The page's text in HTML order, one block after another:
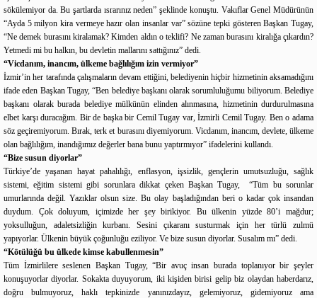
sökülemiyor da. Bu şartlarda ısrarınız neden” şeklinde konuştu. Vakıflar Genel Müdürünün
“Ayda 5 milyon kira vermeye hazır olan insanlar var” sözüne tepki gösteren Başkan Tugay,
“Ne demek burasını kiralamak? Kimden aldın o teklifi? Ne zaman burasını kiralığa çıkardın?
Yetmedi mi bu halkın, bu devletin mallarını sattığınız” dedi.
“Vicdanım, inancım, ülkeme bağlılığım izin vermiyor”
İzmir’in her tarafında çalışmaların devam ettiğini, belediyenin hiçbir hizmetinin aksamadığını
ifade eden Başkan Tugay, “Ben belediye başkanı olarak sorumluluğumu biliyorum. Belediye
başkanı olarak burada belediye mülkünün elinden alınmasına, hizmetinin durdurulmasına
elbet karşı duracağım. Bir de başka bir Cemil Tugay var, İzmirli Cemil Tugay. Ben o adama
söz geçiremiyorum. Bırak, terk et burasını diyemiyorum. Vicdanım, inancım, devlete, ülkeme
olan bağlılığım, inandığımız değerler bana bunu yaptırmıyor” ifadelerini kullandı.
“Bize susun diyorlar”
Türkiye’de yaşanan hayat pahalılığı, enflasyon, işsizlik, gençlerin umutsuzluğu, sağlık
sistemi, eğitim sistemi gibi sorunlara dikkat çeken Başkan Tugay, “Tüm bu sorunlar
umurlarında değil. Yazıklar olsun size. Bu olay başladığından beri o kadar çok insandan
duydum. Çok doluyum, içimizde her şey birikiyor. Bu ülkenin yüzde 80’i mağdur;
yoksulluğun, adaletsizliğin kurbanı. Sesini çıkaranı susturmak için her türlü zulmü
yapıyorlar. Ülkenin büyük çoğunluğu eziliyor. Ve bize susun diyorlar. Susalım mı” dedi.
“Kötülüğü bu ülkede kimse kabullenmesin”
Tüm İzmirlilere seslenen Başkan Tugay, “Bir avuç insan burada toplanıyor bir şeyler
konuşuyorlar diyorlar. Sokakta duyuyorum, iki kişiden birisi gelip biz olaydan haberdarız,
doğru bulmuyoruz, haklı tepkinizde yanınızdayız, gelemiyoruz, gidemiyoruz ama